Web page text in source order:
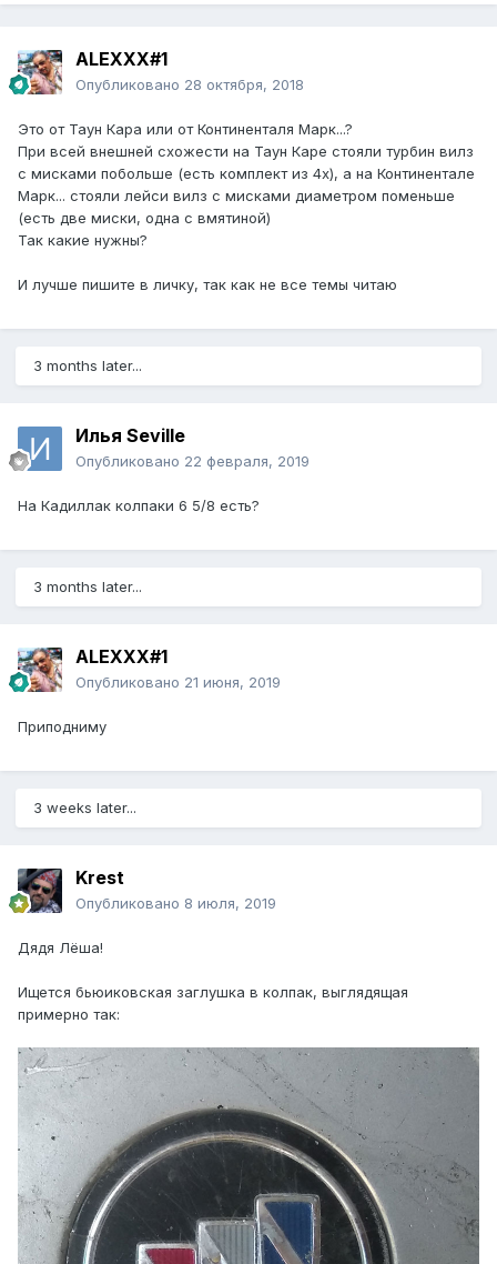
ALEXXX#1
Опубликовано 28 октября, 2018
Это от Таун Кара или от Континенталя Марк...?
При всей внешней схожести на Таун Каре стояли турбин вилз
с мисками побольше (есть комплект из 4х), а на Континентале
Марк... стояли лейси вилз с мисками диаметром поменьше
(есть две миски, одна с вмятиной)
Так какие нужны?
И лучше пишите в личку, так как не все темы читаю
3 months later...
Илья Seville
Опубликовано 22 февраля, 2019
На Кадиллак колпаки 6 5/8 есть?
3 months later...
ALEXXX#1
Опубликовано 21 июня, 2019
Приподниму
3 weeks later...
Krest
Опубликовано 8 июля, 2019
Дядя Лёша!
Ищется бьюиковская заглушка в колпак, выглядящая
примерно так: